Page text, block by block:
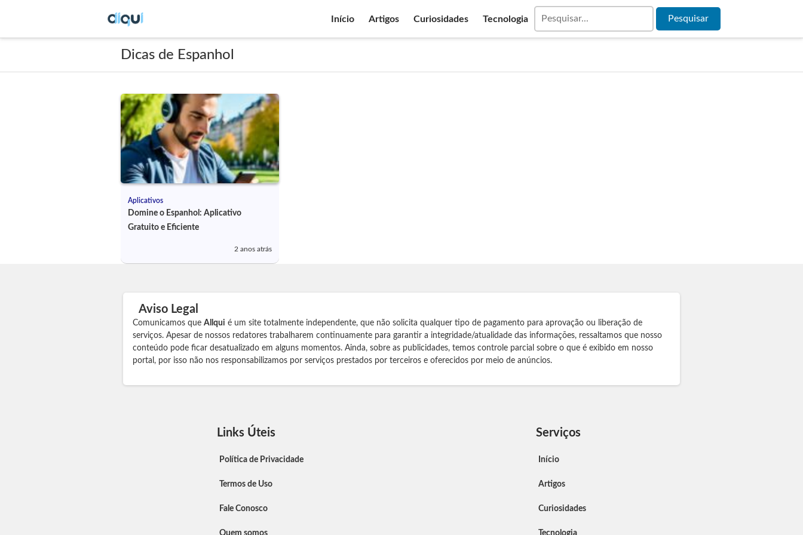
Início Artigos Curiosidades Tecnologia
Dicas de Espanhol
Aplicativos
Domine o Espanhol: Aplicativo
Gratuito e Eficiente
2 anos atrás
Aviso Legal
Comunicamos que Allqui é um site totalmente independente, que não solicita qualquer tipo de pagamento para aprovação ou liberação de
serviços. Apesar de nossos redatores trabalharem continuamente para garantir a integridade/atualidade das informações, ressaltamos que nosso
conteúdo pode ficar desatualizado em alguns momentos. Ainda, sobre as publicidades, temos controle parcial sobre o que é exibido em nosso
portal, por isso não nos responsabilizamos por serviços prestados por terceiros e oferecidos por meio de anúncios.
Links Úteis
Política de Privacidade
Termos de Uso
Fale Conosco
Quem somos
Serviços
Início
Artigos
Curiosidades
Tecnologia